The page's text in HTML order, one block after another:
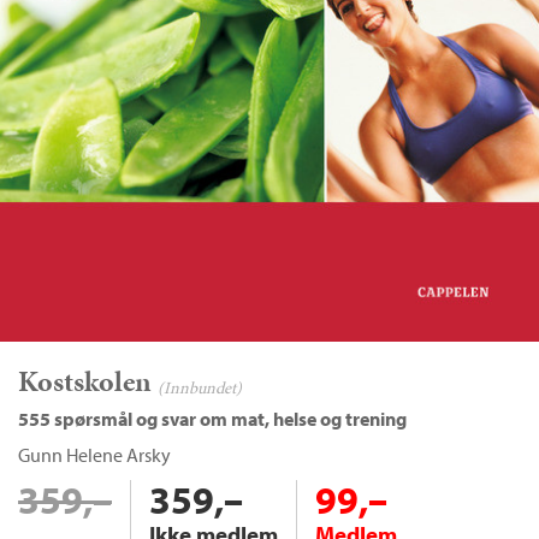
Kostskolen (Innbundet)
555 spørsmål og svar om mat, helse og trening
Gunn Helene Arsky
359,– 359,– 99,–